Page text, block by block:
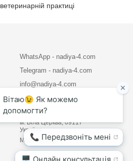
ветеринарній практиці
WhatsApp - nadiya-4.com
Telegram - nadiya-4.com
info@nadiya-4.com
ТОВ "КОМПАНІЯ БІОВЕТ"
вул. Млинова 5, офіс 21
м. Біла Церква, 09117
Україна
Мапа проїзду